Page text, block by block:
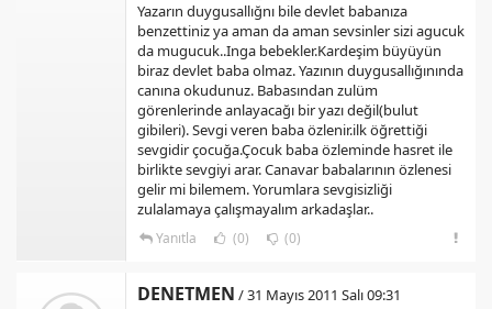
Yazarın duygusallığnı bile devlet babanıza
benzettiniz ya aman da aman sevsinler sizi agucuk
da mugucuk..Inga bebekler.Kardeşim büyüyün
biraz devlet baba olmaz. Yazının duygusallığınında
canına okudunuz. Babasından zulüm
görenlerinde anlayacağı bir yazı değil(bulut
gibileri). Sevgi veren baba özlenir.ilk öğrettiği
sevgidir çocuğa.Çocuk baba özleminde hasret ile
birlikte sevgiyi arar. Canavar babalarının özlenesi
gelir mi bilemem. Yorumlara sevgisizliği
zulalamaya çalışmayalım arkadaşlar..
Yanıtla (0) (0)
DENETMEN / 31 Mayıs 2011 Salı 09:31